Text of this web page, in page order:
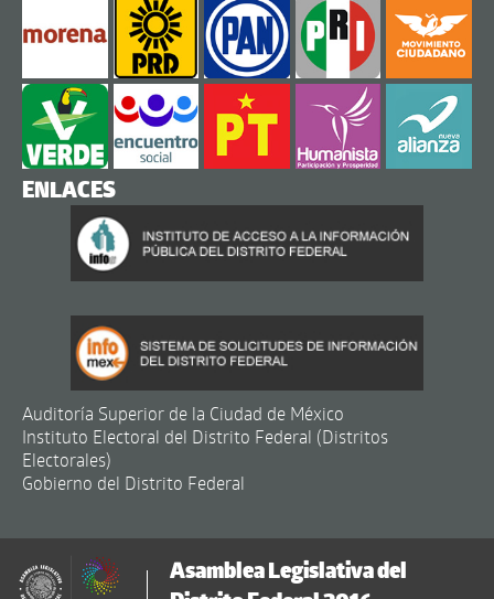
ENLACES
Auditoría Superior de la Ciudad de México
Instituto Electoral del Distrito Federal (Distritos
Electorales)
Gobierno del Distrito Federal
Asamblea Legislativa del